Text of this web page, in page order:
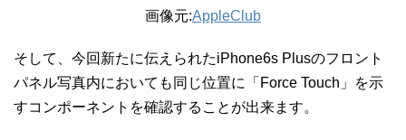
画像元:AppleClub
そして、今回新たに伝えられたiPhone6s Plusのフロント
パネル写真内においても同じ位置に「Force Touch」を示
すコンポーネントを確認することが出来ます。